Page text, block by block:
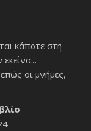
κάποτε στη
οι μνήμες,